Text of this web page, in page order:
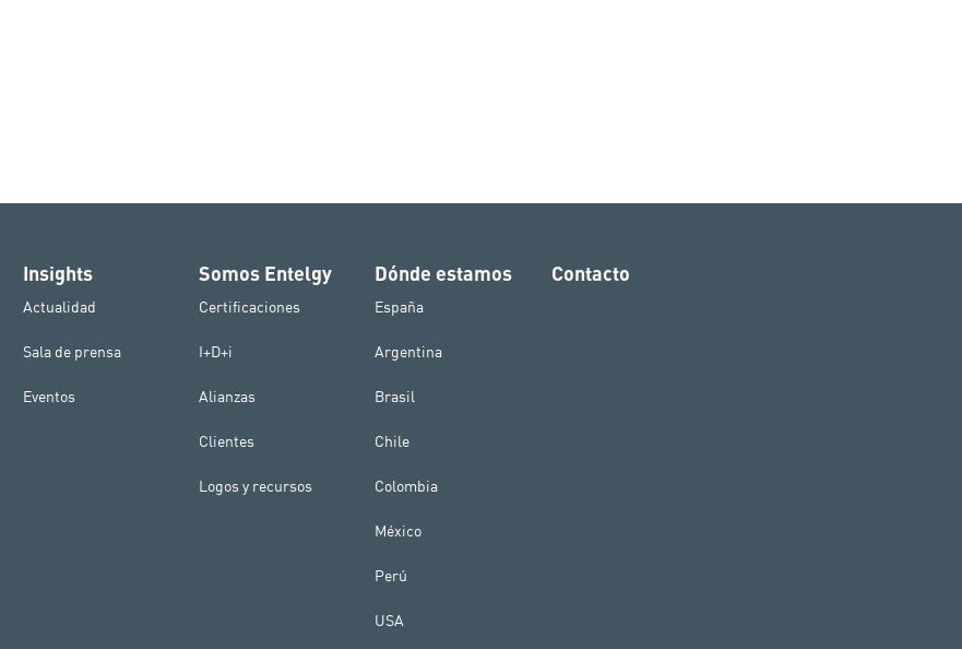
Insights
Actualidad
Sala de prensa
Eventos
Somos Entelgy
Certificaciones
I+D+i
Alianzas
Clientes
Logos y recursos
Dónde estamos
España
Argentina
Brasil
Chile
Colombia
México
Perú
USA
Contacto